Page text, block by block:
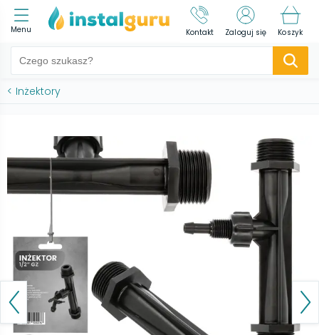
Menu Kontakt Zaloguj się Koszyk
< Inżektory